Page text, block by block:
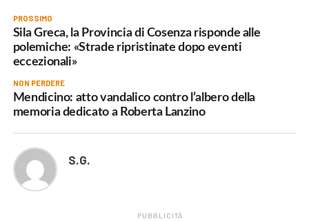
PROSSIMO
Sila Greca, la Provincia di Cosenza risponde alle
polemiche: «Strade ripristinate dopo eventi
eccezionali»
NON PERDERE
Mendicino: atto vandalico contro l’albero della
memoria dedicato a Roberta Lanzino
S.G.
PUBBLICITÀ